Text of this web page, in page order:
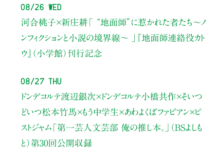
08/26 Wed
河合桃子×新庄耕「 “地面師”に惹かれた者たち〜ノ
ンフィクションと小説の境界線〜 」
『地面師連絡役カト
ウ』（小学館）刊行記念
08/27 Thu
ドンデコルテ渡辺銀次×ドンデコルテ小橋共作×そいつ
どいつ松本竹馬×もう中学生×あわよくばファビアン×ピ
ストジャム「第一芸人文芸部 俺の推し本。」（BSよしも
と） 第30回公開収録